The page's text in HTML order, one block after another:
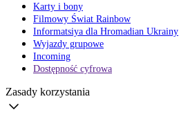
Karty i bony
Filmowy Świat Rainbow
Informatsiya dla Hromadian Ukrainy
Wyjazdy grupowe
Incoming
Dostępność cyfrowa
Zasady korzystania